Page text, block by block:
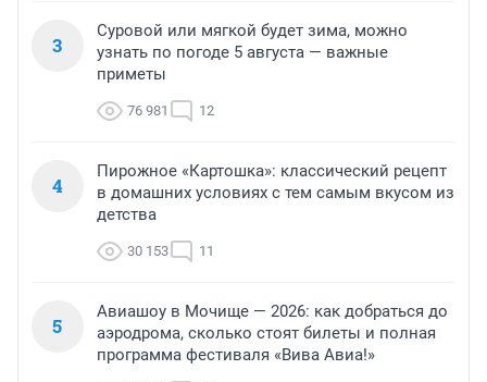
3
Суровой или мягкой будет зима, можно
узнать по погоде 5 августа — важные
приметы
76 981 12
4
Пирожное «Картошка»: классический рецепт
в домашних условиях с тем самым вкусом из
детства
30 153 11
5
Авиашоу в Мочище — 2026: как добраться до
аэродрома, сколько стоят билеты и полная
программа фестиваля «Вива Авиа!»